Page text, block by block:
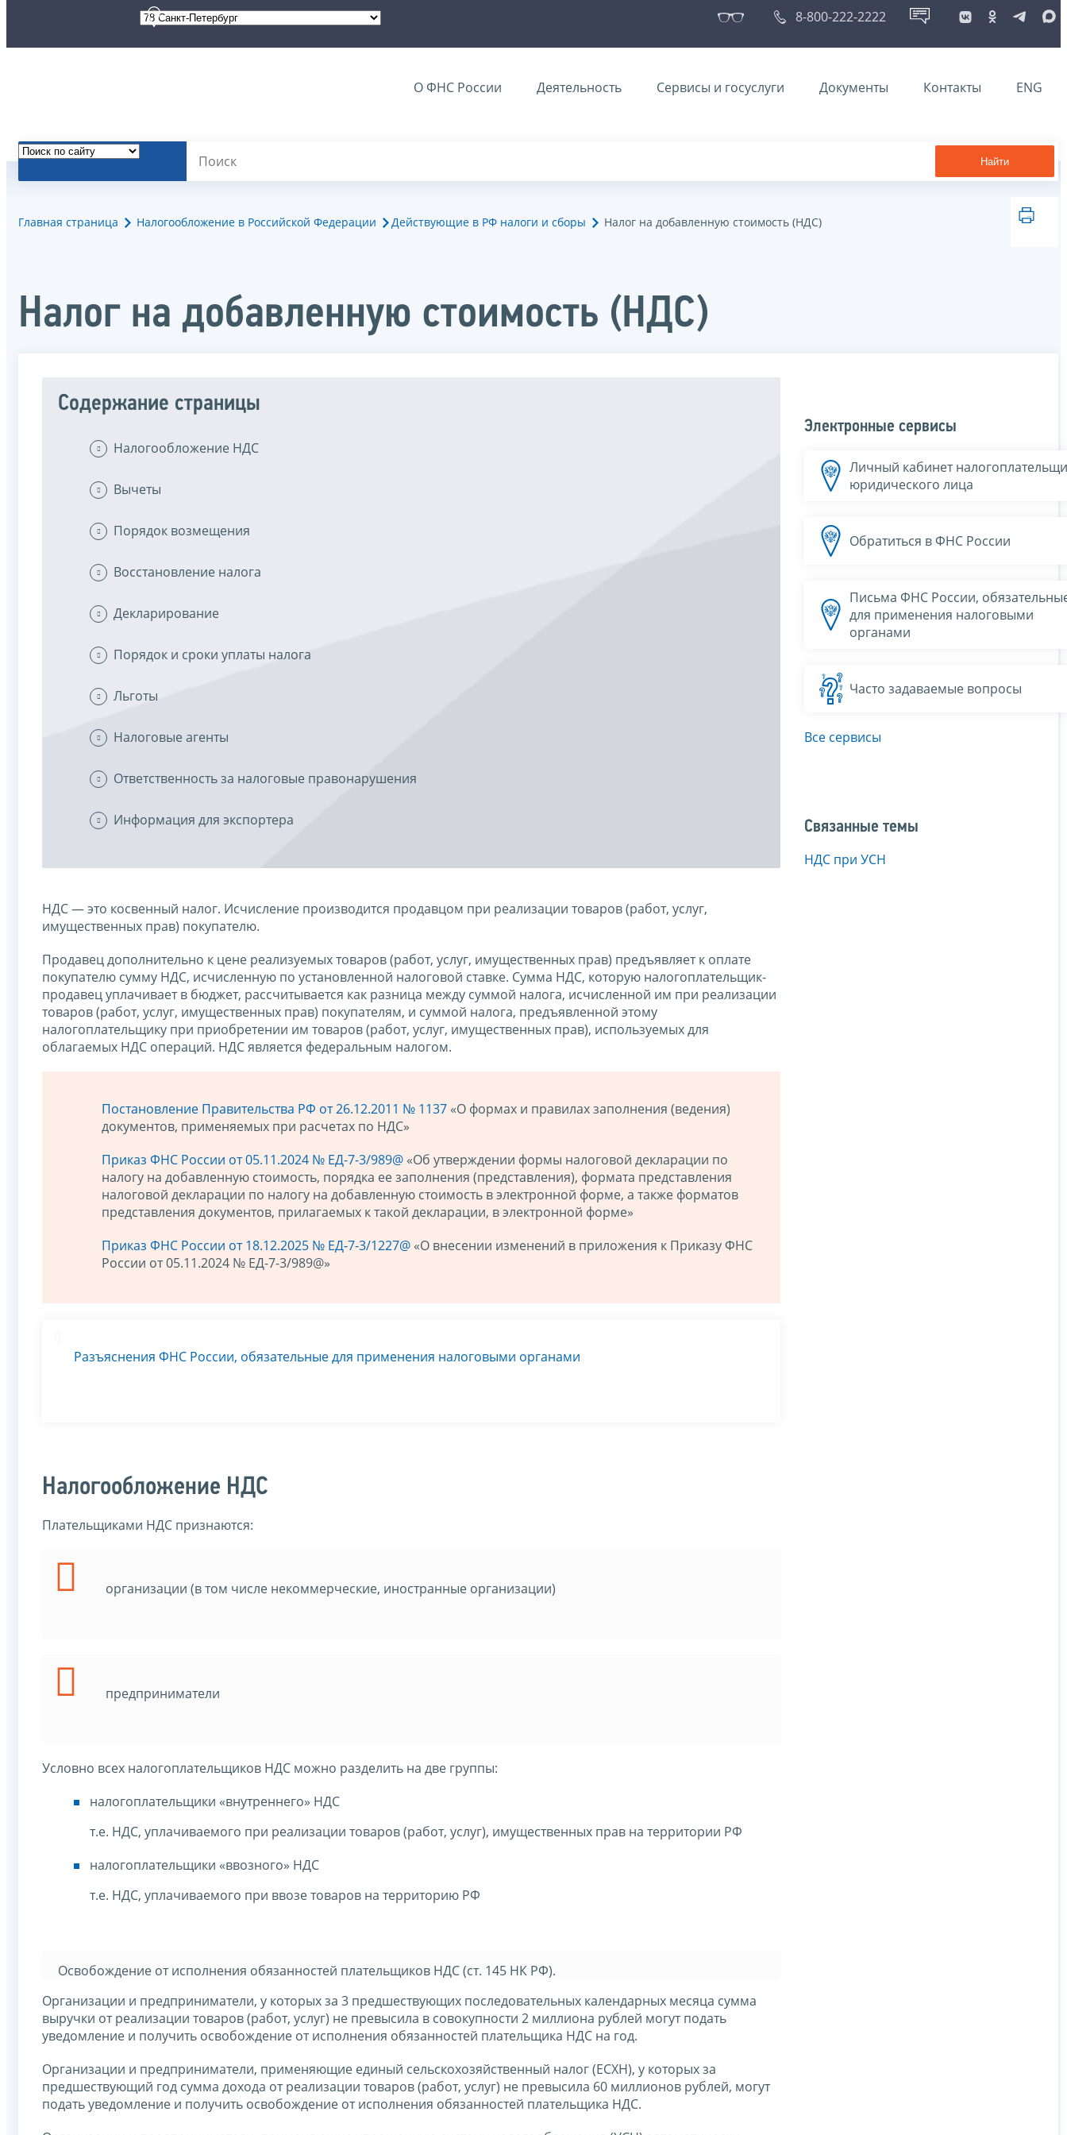
8-800-222-2222
О ФНС России Деятельность Сервисы и госуслуги Документы Контакты ENG
Найти
Главная страница Налогообложение в Российской Федерации Действующие в РФ налоги и сборы Налог на добавленную стоимость (НДС)
Налог на добавленную стоимость (НДС)
Содержание страницы
Налогообложение НДС
Вычеты
Порядок возмещения
Восстановление налога
Декларирование
Порядок и сроки уплаты налога
Льготы
Налоговые агенты
Ответственность за налоговые правонарушения
Информация для экспортера
НДС — это косвенный налог. Исчисление производится продавцом при реализации товаров (работ, услуг,
имущественных прав) покупателю.
Продавец дополнительно к цене реализуемых товаров (работ, услуг, имущественных прав) предъявляет к оплате
покупателю сумму НДС, исчисленную по установленной налоговой ставке. Сумма НДС, которую налогоплательщик-
продавец уплачивает в бюджет, рассчитывается как разница между суммой налога, исчисленной им при реализации
товаров (работ, услуг, имущественных прав) покупателям, и суммой налога, предъявленной этому
налогоплательщику при приобретении им товаров (работ, услуг, имущественных прав), используемых для
облагаемых НДС операций. НДС является федеральным налогом.
Постановление Правительства РФ от 26.12.2011 № 1137 «О формах и правилах заполнения (ведения)
документов, применяемых при расчетах по НДС»
Приказ ФНС России от 05.11.2024 № ЕД-7-3/989@ «Об утверждении формы налоговой декларации по
налогу на добавленную стоимость, порядка ее заполнения (представления), формата представления
налоговой декларации по налогу на добавленную стоимость в электронной форме, а также форматов
представления документов, прилагаемых к такой декларации, в электронной форме»
Приказ ФНС России от 18.12.2025 № ЕД-7-3/1227@ «О внесении изменений в приложения к Приказу ФНС
России от 05.11.2024 № ЕД-7-3/989@»
Разъяснения ФНС России, обязательные для применения налоговыми органами
Налогообложение НДС
Плательщиками НДС признаются:
организации (в том числе некоммерческие, иностранные организации)
предприниматели
Условно всех налогоплательщиков НДС можно разделить на две группы:
налогоплательщики «внутреннего» НДС
т.е. НДС, уплачиваемого при реализации товаров (работ, услуг), имущественных прав на территории РФ
налогоплательщики «ввозного» НДС
т.е. НДС, уплачиваемого при ввозе товаров на территорию РФ
Освобождение от исполнения обязанностей плательщиков НДС (ст. 145 НК РФ).
Организации и предприниматели, у которых за 3 предшествующих последовательных календарных месяца сумма
выручки от реализации товаров (работ, услуг) не превысила в совокупности 2 миллиона рублей могут подать
уведомление и получить освобождение от исполнения обязанностей плательщика НДС на год.
Организации и предприниматели, применяющие единый сельскохозяйственный налог (ЕСХН), у которых за
предшествующий год сумма дохода от реализации товаров (работ, услуг) не превысила 60 миллионов рублей, могут
подать уведомление и получить освобождение от исполнения обязанностей плательщика НДС.
Электронные сервисы
Личный кабинет
юридического лица
Обратиться в ФНС России
Письма ФНС России,
для применения налоговыми
органами
Часто задаваемые вопросы
Все сервисы
Связанные темы
НДС при УСН